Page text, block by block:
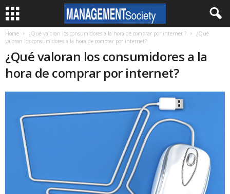
Home ¿Qué valoran los consumidores a la hora de comprar por internet ?
¿Qué
valoran los consumidores a la hora de comprar por internet?
¿Qué valoran los consumidores a la
hora de comprar por internet?